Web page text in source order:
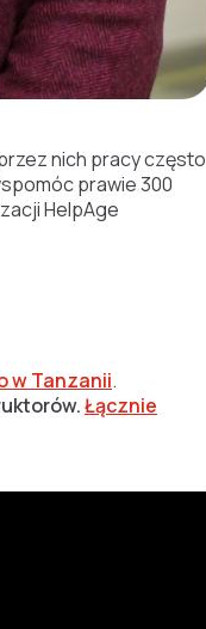
nich pracy często
prawie 300
HelpAge
w Tanzanii.
Łącznie